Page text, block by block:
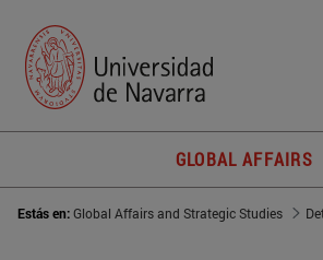
GLOBAL AFFAIRS
Estás en:Global Affairs and Strategic Studies